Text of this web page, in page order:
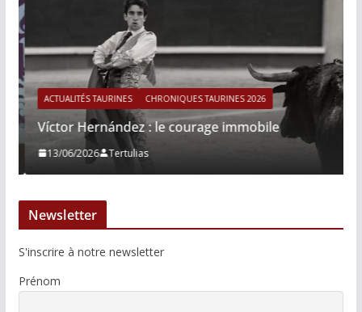
ACTUALITÉS TAURINES CHRONIQUES TAURINES 2026
Víctor Hernández : le courage immobile
13/06/2026 Tertulias
Newsletter
S'inscrire à notre newsletter
Prénom